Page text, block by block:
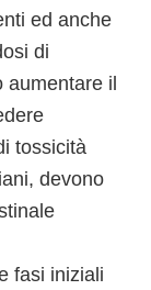
ed anche
di
il
tossicità
devono
fasi iniziali